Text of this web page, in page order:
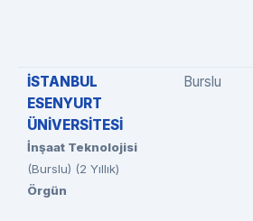
İSTANBUL
ESENYURT
ÜNİVERSİTESİ
İnşaat Teknolojisi
(Burslu) (2 Yıllık)
Örgün
Burslu